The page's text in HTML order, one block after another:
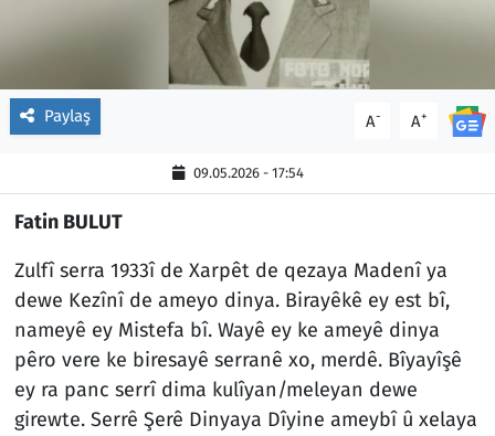
Paylaş A- A+
09.05.2026 - 17:54
Fatin BULUT
Zulfî serra 1933î de Xarpêt de qezaya Madenî ya
dewe Kezînî de ameyo dinya. Birayêkê ey est bî,
nameyê ey Mistefa bî. Wayê ey ke ameyê dinya
pêro vere ke biresayê serranê xo, merdê. Bîyayîşê
ey ra panc serrî dima kulîyan/meleyan dewe
girewte. Serrê Şerê Dinyaya Dîyine ameybî û xelaya